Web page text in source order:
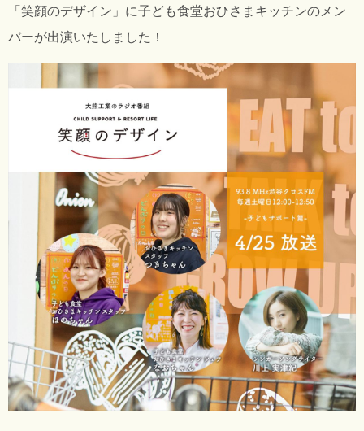
「笑顔のデザイン」に子ども食堂おひさまキッチンのメン
バーが出演いたしました！